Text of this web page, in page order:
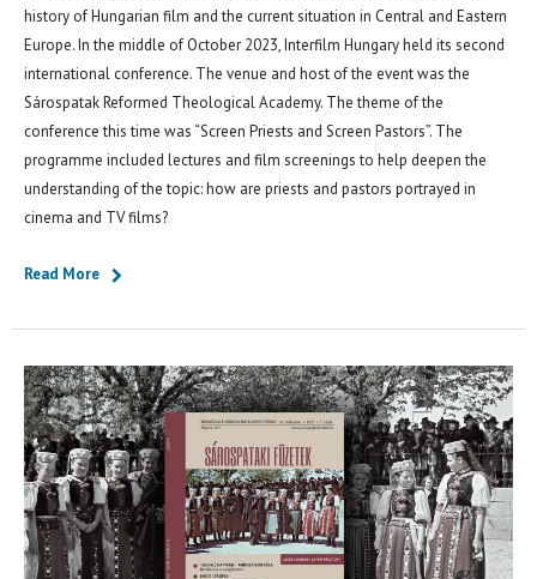
history of Hungarian film and the current situation in Central and Eastern
Europe. In the middle of October 2023, Interfilm Hungary held its second
international conference. The venue and host of the event was the
Sárospatak Reformed Theological Academy. The theme of the
conference this time was “Screen Priests and Screen Pastors”. The
programme included lectures and film screenings to help deepen the
understanding of the topic: how are priests and pastors portrayed in
cinema and TV films?
Read More